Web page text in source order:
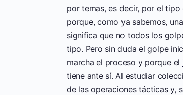
por temas, es decir, por el
porque, como ya sabemos,
significa que no todos los
tipo. Pero sin duda el golpe
marcha el proceso y porque el
tiene ante sí. Al estudiar
de las operaciones tácticas y,